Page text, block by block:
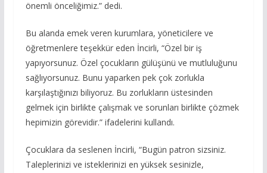
önemli önceliğimiz.” dedi.
Bu alanda emek veren kurumlara, yöneticilere ve
öğretmenlere teşekkür eden İncirli, “Özel bir iş
yapıyorsunuz. Özel çocukların gülüşünü ve mutluluğunu
sağlıyorsunuz. Bunu yaparken pek çok zorlukla
karşılaştığınızı biliyoruz. Bu zorlukların üstesinden
gelmek için birlikte çalışmak ve sorunları birlikte çözmek
hepimizin görevidir.” ifadelerini kullandı.
Çocuklara da seslenen İncirli, “Bugün patron sizsiniz.
Taleplerinizi ve isteklerinizi en yüksek sesinizle,